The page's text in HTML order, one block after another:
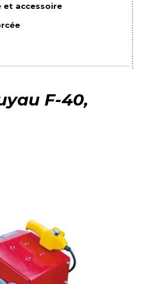
et accessoire
F-40,